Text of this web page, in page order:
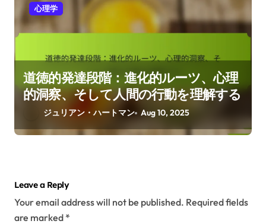
心理学
道徳的発達段階：進化的ルーツ、心理
的洞察、そして人間の行動を理解する
ジュリアン・ハートマン Aug 10, 2025
Leave a Reply
Your email address will not be published. Required fields
are marked *